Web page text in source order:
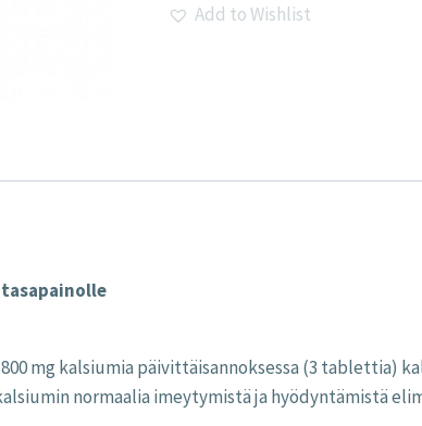
Add to Wishlist
mg kalsiumia päivittäisannoksessa (3 tablettia)
normaalia imeytymistä ja hyödyntämistä